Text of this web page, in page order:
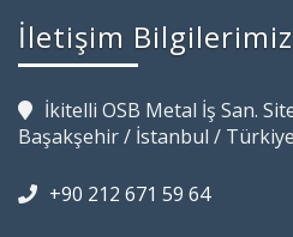
İletişim Bilgilerimiz
İkitelli OSB Metal İş San.
Başakşehir / İstanbul / Türkiye
+90 212 671 59 64